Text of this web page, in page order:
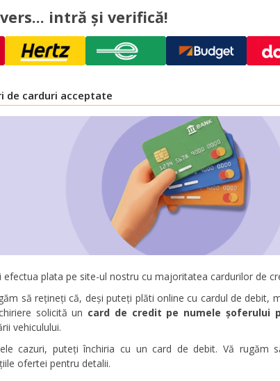
intră și verifică!
de carduri acceptate
efectua plata pe site-ul nostru cu majoritatea cardurilor de
să rețineți că, deși puteți plăti online cu cardul de debit,
solicită un card de credit pe numele șoferului
vehiculului.
cazuri, puteți închiria cu un card de debit. Vă rugăm
ofertei pentru detalii.